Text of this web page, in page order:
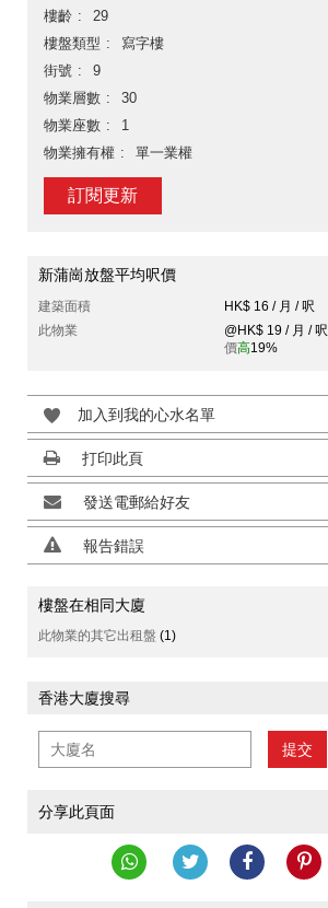
樓齡
29
樓盤類型
寫字樓
街號
9
物業層數
30
物業座數
1
物業擁有權
單一業權
訂閱更新
新蒲崗放盤平均呎價
建築面積
HK$ 16 / 月 / 呎
此物業
@HK$ 19 / 月 / 呎
價高19%
加入到我的心水名單
打印此頁
發送電郵給好友
報告錯誤
樓盤在相同大廈
此物業的其它出租盤 (1)
香港大廈搜尋
提交
分享此頁面